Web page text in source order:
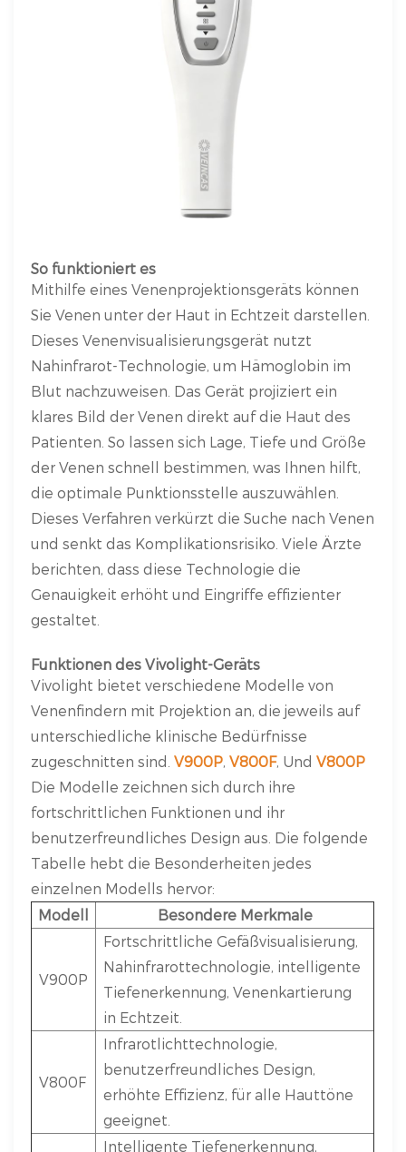
So funktioniert es
Mithilfe eines Venenprojektionsgeräts können
Sie Venen unter der Haut in Echtzeit darstellen.
Dieses Venenvisualisierungsgerät nutzt
Nahinfrarot-Technologie, um Hämoglobin im
Blut nachzuweisen. Das Gerät projiziert ein
klares Bild der Venen direkt auf die Haut des
Patienten. So lassen sich Lage, Tiefe und Größe
der Venen schnell bestimmen, was Ihnen hilft,
die optimale Punktionsstelle auszuwählen.
Dieses Verfahren verkürzt die Suche nach Venen
und senkt das Komplikationsrisiko. Viele Ärzte
berichten, dass diese Technologie die
Genauigkeit erhöht und Eingriffe effizienter
gestaltet.
Funktionen des Vivolight-Geräts
Vivolight bietet verschiedene Modelle von
Venenfindern mit Projektion an, die jeweils auf
unterschiedliche klinische Bedürfnisse
zugeschnitten sind.V900P,V800F, UndV800P
Die Modelle zeichnen sich durch ihre
fortschrittlichen Funktionen und ihr
benutzerfreundliches Design aus. Die folgende
Tabelle hebt die Besonderheiten jedes
einzelnen Modells hervor:
Modell
Besondere Merkmale
V900P
Fortschrittliche Gefäßvisualisierung,
Nahinfrarottechnologie, intelligente
Tiefenerkennung, Venenkartierung
in Echtzeit.
V800F
Infrarotlichttechnologie,
benutzerfreundliches Design,
erhöhte Effizienz, für alle Hauttöne
geeignet.
Intelligente Tiefenerkennung,